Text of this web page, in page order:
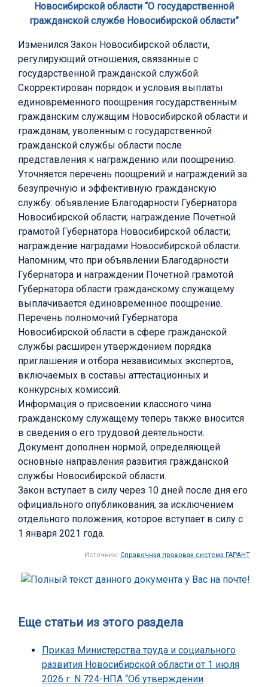
Новосибирской области “О государственной
гражданской службе Новосибирской области”
Изменился Закон Новосибирской области,
регулирующий отношения, связанные с
государственной гражданской службой.
Скорректирован порядок и условия выплаты
единовременного поощрения государственным
гражданским служащим Новосибирской области и
гражданам, уволенным с государственной
гражданской службы области после
представления к награждению или поощрению.
Уточняется перечень поощрений и награждений за
безупречную и эффективную гражданскую
службу: объявление Благодарности Губернатора
Новосибирской области; награждение Почетной
грамотой Губернатора Новосибирской области;
награждение наградами Новосибирской области.
Напомним, что при объявлении Благодарности
Губернатора и награждении Почетной грамотой
Губернатора области гражданскому служащему
выплачивается единовременное поощрение.
Перечень полномочий Губернатора
Новосибирской области в сфере гражданской
службы расширен утверждением порядка
приглашения и отбора независимых экспертов,
включаемых в составы аттестационных и
конкурсных комиссий.
Информация о присвоении классного чина
гражданскому служащему теперь также вносится
в сведения о его трудовой деятельности.
Документ дополнен нормой, определяющей
основные направления развития гражданской
службы Новосибирской области.
Закон вступает в силу через 10 дней после дня его
официального опубликования, за исключением
отдельного положения, которое вступает в силу с
1 января 2021 года.
Источник: Справочная правовая система ГАРАНТ
Еще статьи из этого раздела
Приказ Министерства труда и социального
развития Новосибирской области от 1 июля
2026 г. N 724-НПА “Об утверждении